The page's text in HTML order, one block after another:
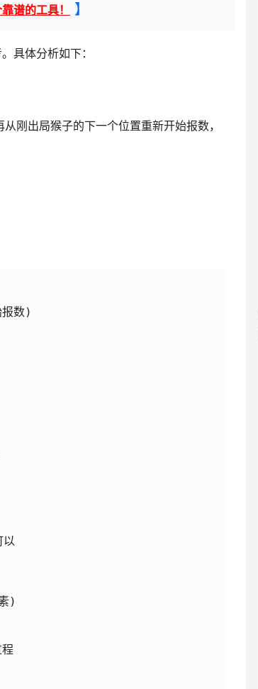
谱的工具！ 】
具体分析如下：
刚出局猴子的下一个位置重新开始报数，
报数)
)